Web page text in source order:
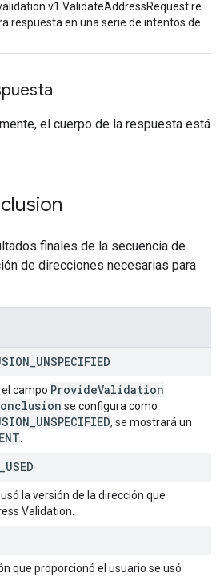
respuesta en una serie de intentos de
el cuerpo de la respuesta está
finales de la secuencia de
de direcciones necesarias para
UNSPECIFIED
el campo ProvideValidation
se configura como
UNSPECIFIED, se mostrará un
USED
la versión de la dirección que
Validation.
que proporcionó el usuario se usó